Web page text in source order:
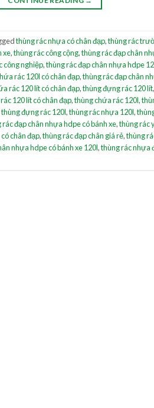
thùng rác nhựa có chân đạp,thùng rác
xe,thùng rác công cộng,thùng rác đạp chân
công nghiệp,thùng rác đạp chân nhựa hdpe
rác 120l có chân đạp,thùng rác đạp chân
rác 120 lít có chân đạp,thùng đựng rác 120 lít
120 lít có chân đạp,thùng chứa rác 120l,
thùng đựng rác 120l,thùng rác nhựa 120l,
rác đạp chân nhựa hdpe có bánh xe,thùng rác
chân đạp,thùng rác đạp chân giá rẻ,thùng
nhựa hdpe có bánh xe 120l,thùng rác nhựa